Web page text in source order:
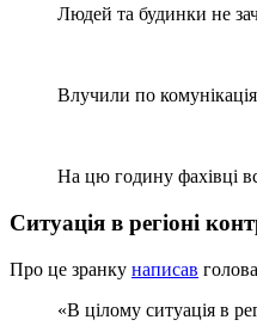
Людей та будинки не
Влучили по
На цю годину фахівці
Ситуація в регіоні
Про це зранку написав
«В цілому ситуація в